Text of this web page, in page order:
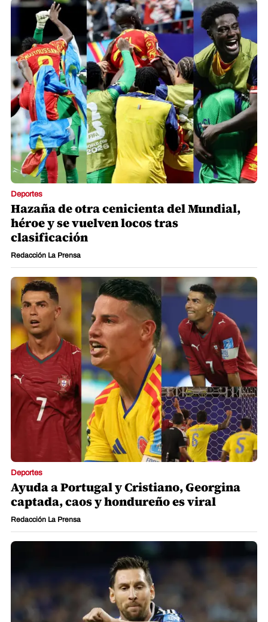
Deportes
Hazaña de otra cenicienta del Mundial,
héroe y se vuelven locos tras
clasificación
Redacción La Prensa
Deportes
Ayuda a Portugal y Cristiano, Georgina
captada, caos y hondureño es viral
Redacción La Prensa